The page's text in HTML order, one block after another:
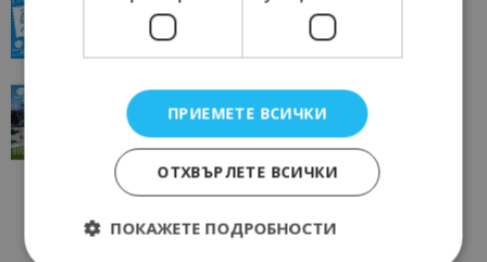
всички времена
Пловдив 23/06/2026 10:00
“Пощенска картичка от…”: Перник – град на
традициите, културата и вдъхновяващите...
Перник 17/06/2026 09:01
ПРИЕМЕТЕ ВСИЧКИ
ОТХВЪРЛЕТЕ ВСИЧКИ
ПОКАЖЕТЕ ПОДРОБНОСТИ